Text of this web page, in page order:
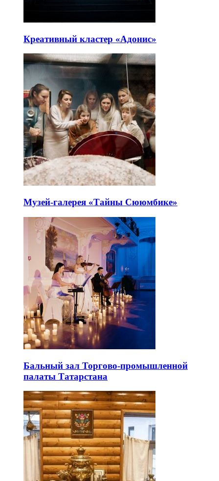
Креативный кластер «Адонис»
Музей-галерея «Тайны Сююмбике»
Бальный зал Торгово-промышленной
палаты Татарстана